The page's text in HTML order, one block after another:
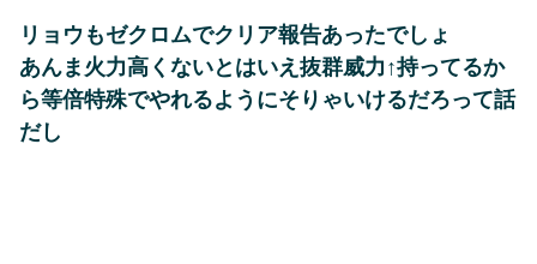
リョウもゼクロムでクリア報告あったでしょ
あんま火力高くないとはいえ抜群威力↑持ってるか
ら等倍特殊でやれるようにそりゃいけるだろって話
だし